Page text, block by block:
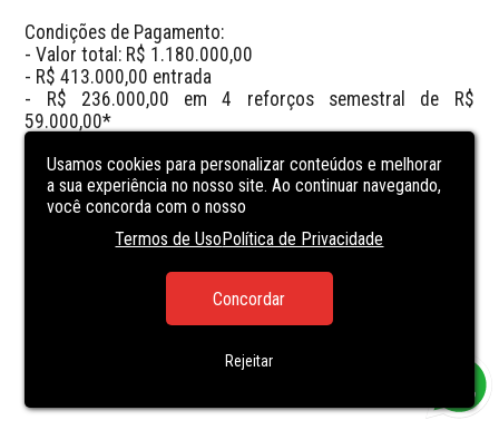
Condições de Pagamento:
- Valor total: R$ 1.180.000,00
- R$ 413.000,00 entrada
- R$ 236.000,00 em 4 reforços semestral de R$
59.000,00*
- R$ 531.000,00 em 48 parcelas mensais de R$
11.062,50*
*Corregidos pelo CUB
CARACTERÍSTICASDA UNIDADE
Usamos cookies para personalizar conteúdos e melhorar
a sua experiência no nosso site. Ao continuar navegando,
você concorda com o nosso
Termos de UsoPolítica de Privacidade
Concordar
Rejeitar